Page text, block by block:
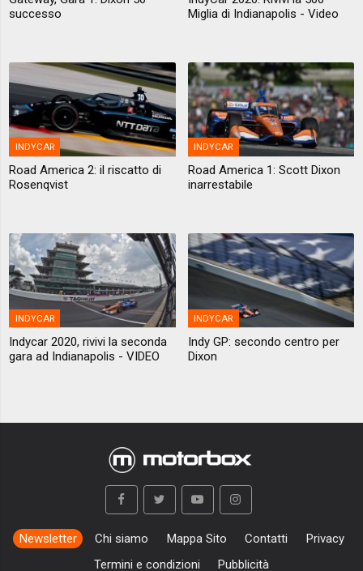
successo
Miglia di Indianapolis - Video
INDYCAR
Road America 2: il riscatto di
Rosenqvist
INDYCAR
Road America 1: Scott Dixon
inarrestabile
INDYCAR
Indycar 2020, rivivi la seconda
gara ad Indianapolis - VIDEO
INDYCAR
Indy GP: secondo centro per
Dixon
Newsletter Chi siamo Mappa Sito Contatti
Privacy
Termini e condizioni
Pubblicità